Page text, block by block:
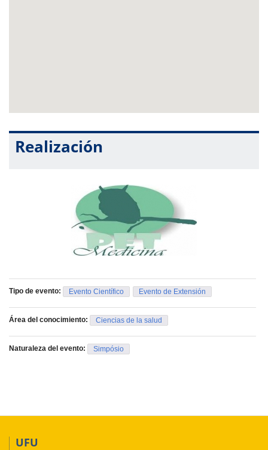
Realización
Tipo de evento: Evento Científico Evento de Extensión
Área del conocimiento: Ciencias de la salud
Naturaleza del evento: Simpósio
UFU